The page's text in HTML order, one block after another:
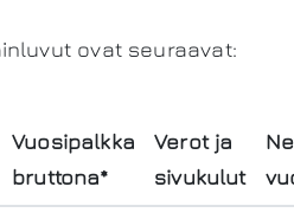
ovat seuraavat:
Vuosipalkka
bruttona*
Verot ja
sivukulut